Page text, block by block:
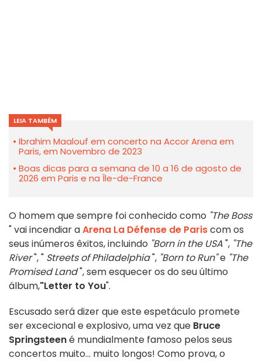
LEIA TAMBÉM
Ibrahim Maalouf em concerto na Accor Arena em
Paris, em Novembro de 2023
Boas dicas para a semana de 10 a 16 de agosto de
2026 em Paris e na Île-de-France
O homem que sempre foi conhecido como "The Boss
" vai incendiar aArena La Défense de Pariscom os
seus inúmeros êxitos, incluindo "Born in the USA", "The
River", " Streets of Philadelphia", "Born to Run"e "The
Promised Land", sem esquecer os do seu último
álbum,"Letter to You".
Escusado será dizer que este espetáculo promete
ser excecional e explosivo, uma vez que Bruce
Springsteené mundialmente famoso pelos seus
concertos muito... muito longos! Como prova, o